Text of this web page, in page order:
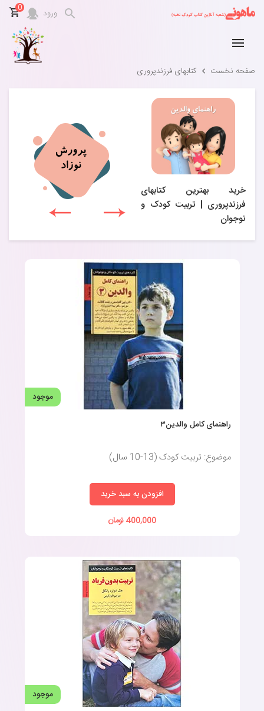
ورود 0
صفحه نخست کتابهای فرزندپروری
خرید بهترین کتابهای
فرزندپروری | تربیت کودک و
نوجوان
موجود
راهنمای کامل والدین۳
موضوع: تربیت کودک (13-10 سال)
افزودن به سبد خرید
400,000 تومان
موجود